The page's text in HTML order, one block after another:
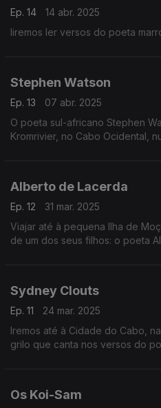
Ep. 14
14 abr. 2025
Iiremos ler versos do poeta
Stephen Watson
Ep. 13
07 abr. 2025
O poeta sul-africano Stephen
Kromrivier, no Cabo Ocidental,
Alberto de Lacerda
Ep. 12
31 mar. 2025
Viajar até à pequena Ilha de
de um dos seus filhos: o poeta
Sydney Clouts
Ep. 11
24 mar. 2025
Iremos até à Cidade do Cabo,
grilo que canta nos versos do
Os Koi-Sam